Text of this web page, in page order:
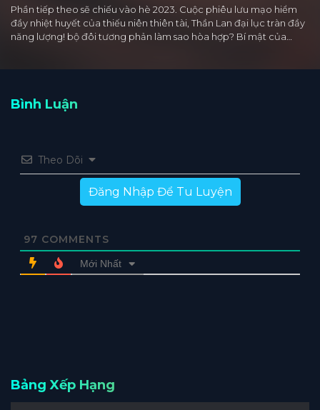
Phần tiếp theo sẽ chiếu vào hè 2023. Cuộc phiêu lưu mạo hiểm
đầy nhiệt huyết của thiếu niên thiên tài, Thần Lan đại lục tràn đầy
năng lượng! bộ đôi tương phản làm sao hòa hợp? Bí mật của…
Bình Luận
Theo Dõi
Đăng Nhập Để Tu Luyện
97 COMMENTS
Mới Nhất
Bảng Xếp Hạng